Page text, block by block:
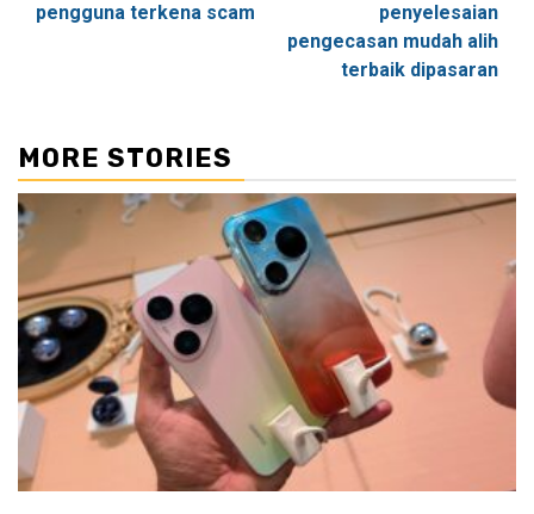
pengguna terkena scam
penyelesaian
pengecasan mudah alih
terbaik dipasaran
MORE STORIES